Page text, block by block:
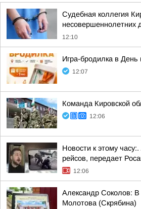
Судебная коллегия
несовершеннолетних
12:10
Игра-бродилка в День
12:07
Команда Кировской
12:06
Новости к этому
рейсов, передает
12:06
Александр Соколов:
Молотова (Скрябина)